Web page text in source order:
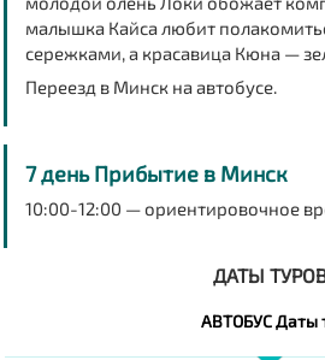
малышка Кайса любит
сережками, а красавица Кюна —
Переезд в Минск на автобусе.
7 день Прибытие в Минск
10:00-12:00 — ориентировочное
ДАТЫ
АВТОБУС Даты